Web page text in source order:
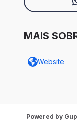
MAIS
Website
Powered by